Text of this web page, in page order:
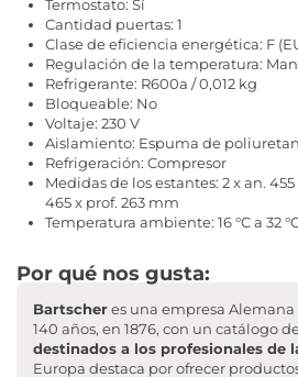
Termostato: Sí
Cantidad puertas: 1
Clase de eficiencia energética: F
Regulación de la temperatura:
Refrigerante: R600a / 0,012 kg
Bloqueable: No
Voltaje: 230 V
Aislamiento: Espuma de
Refrigeración: Compresor
Medidas de los estantes: 2 x an.
465 x prof. 263 mm
Temperatura ambiente: 16 °C a 32
Por qué nos gusta:
Bartscheres una empresa
140 años, en 1876, con un catálogo
destinados a los profesionales de
Europa destaca por ofrecer